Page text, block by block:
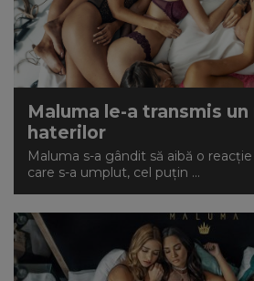
Maluma le-a transmis un
haterilor
Maluma s-a gândit să aibă o
care s-a umplut, cel puțin ...